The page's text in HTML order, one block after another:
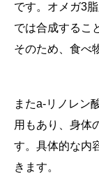
です。オメガ3脂
では合成するこ
そのため、食べ
またa-リノレン
用もあり、身体
す。具体的な内
きます。